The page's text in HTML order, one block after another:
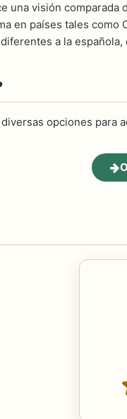
una visión
en países tales como
a la
opciones para